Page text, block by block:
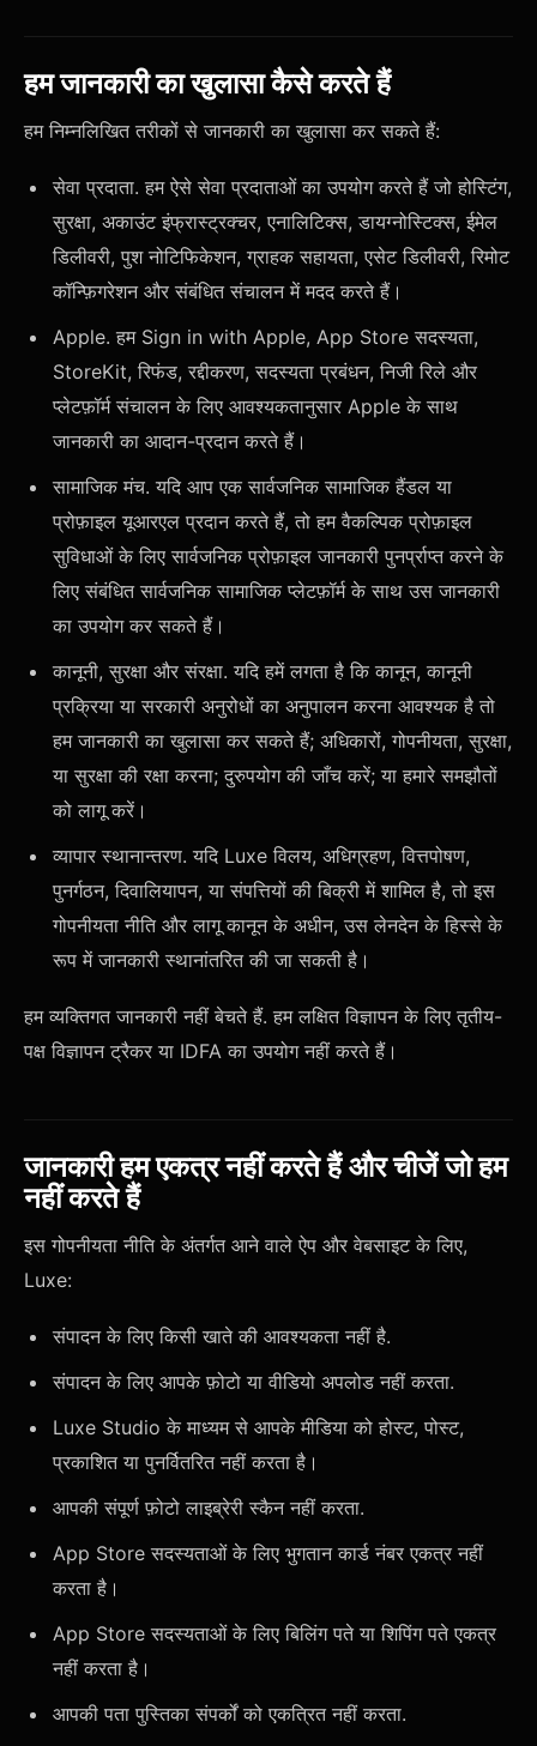
हम जानकारी का खुलासा कैसे करते हैं
हम निम्नलिखित तरीकों से जानकारी का खुलासा कर सकते हैं:
सेवा प्रदाता. हम ऐसे सेवा प्रदाताओं का उपयोग करते हैं जो होस्टिंग,
सुरक्षा, अकाउंट इंफ्रास्ट्रक्चर, एनालिटिक्स, डायग्नोस्टिक्स, ईमेल
डिलीवरी, पुश नोटिफिकेशन, ग्राहक सहायता, एसेट डिलीवरी, रिमोट
कॉन्फ़िगरेशन और संबंधित संचालन में मदद करते हैं।
Apple. हम Sign in with Apple, App Store सदस्यता,
StoreKit, रिफंड, रद्दीकरण, सदस्यता प्रबंधन, निजी रिले और
प्लेटफ़ॉर्म संचालन के लिए आवश्यकतानुसार Apple के साथ
जानकारी का आदान-प्रदान करते हैं।
सामाजिक मंच. यदि आप एक सार्वजनिक सामाजिक हैंडल या
प्रोफ़ाइल यूआरएल प्रदान करते हैं, तो हम वैकल्पिक प्रोफ़ाइल
सुविधाओं के लिए सार्वजनिक प्रोफ़ाइल जानकारी पुनर्प्राप्त करने के
लिए संबंधित सार्वजनिक सामाजिक प्लेटफ़ॉर्म के साथ उस जानकारी
का उपयोग कर सकते हैं।
कानूनी, सुरक्षा और संरक्षा. यदि हमें लगता है कि कानून, कानूनी
प्रक्रिया या सरकारी अनुरोधों का अनुपालन करना आवश्यक है तो
हम जानकारी का खुलासा कर सकते हैं; अधिकारों, गोपनीयता, सुरक्षा,
या सुरक्षा की रक्षा करना; दुरुपयोग की जाँच करें; या हमारे समझौतों
को लागू करें।
व्यापार स्थानान्तरण. यदि Luxe विलय, अधिग्रहण, वित्तपोषण,
पुनर्गठन, दिवालियापन, या संपत्तियों की बिक्री में शामिल है, तो इस
गोपनीयता नीति और लागू कानून के अधीन, उस लेनदेन के हिस्से के
रूप में जानकारी स्थानांतरित की जा सकती है।
हम व्यक्तिगत जानकारी नहीं बेचते हैं. हम लक्षित विज्ञापन के लिए तृतीय-
पक्ष विज्ञापन ट्रैकर या IDFA का उपयोग नहीं करते हैं।
जानकारी हम एकत्र नहीं करते हैं और चीजें जो हम
नहीं करते हैं
इस गोपनीयता नीति के अंतर्गत आने वाले ऐप और वेबसाइट के लिए,
Luxe:
संपादन के लिए किसी खाते की आवश्यकता नहीं है.
संपादन के लिए आपके फ़ोटो या वीडियो अपलोड नहीं करता.
Luxe Studio के माध्यम से आपके मीडिया को होस्ट, पोस्ट,
प्रकाशित या पुनर्वितरित नहीं करता है।
आपकी संपूर्ण फ़ोटो लाइब्रेरी स्कैन नहीं करता.
App Store सदस्यताओं के लिए भुगतान कार्ड नंबर एकत्र नहीं
करता है।
App Store सदस्यताओं के लिए बिलिंग पते या शिपिंग पते एकत्र
नहीं करता है।
आपकी पता पुस्तिका संपर्कों को एकत्रित नहीं करता.